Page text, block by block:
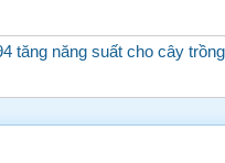
tăng năng suất cho cây trồng